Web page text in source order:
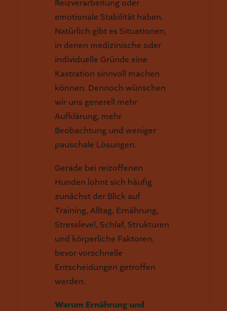
Reizverarbeitung oder
emotionale Stabilität haben.
Natürlich gibt es Situationen,
in denen medizinische oder
individuelle Gründe eine
Kastration sinnvoll machen
können. Dennoch wünschen
wir uns generell mehr
Aufklärung, mehr
Beobachtung und weniger
pauschale Lösungen.
Gerade bei reizoffenen
Hunden lohnt sich häufig
zunächst der Blick auf
Training, Alltag, Ernährung,
Stresslevel, Schlaf, Strukturen
und körperliche Faktoren,
bevor vorschnelle
Entscheidungen getroffen
werden.
Warum Ernährung und